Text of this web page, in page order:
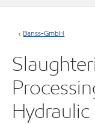
Banss-GmbH